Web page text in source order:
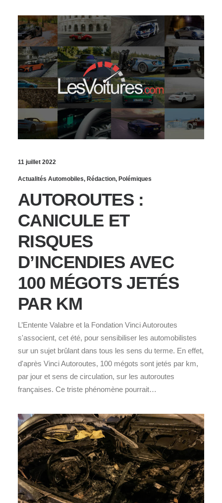
11 juillet 2022
Actualités Automobiles, Rédaction, Polémiques
AUTOROUTES :
CANICULE ET
RISQUES
D’INCENDIES AVEC
100 MÉGOTS JETÉS
PAR KM
L’Entente Valabre et la Fondation Vinci Autoroutes
s'associent, cet été, pour sensibiliser les automobilistes
sur un sujet brûlant dans tous les sens du terme. En effet,
d'après Vinci Autoroutes, 100 mégots sont jetés par km,
par jour et sens de circulation, sur les autoroutes
françaises. Ce triste phénomène pourrait…